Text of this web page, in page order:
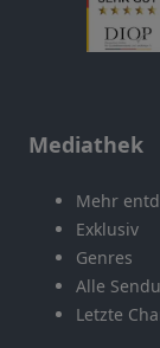
Mediathek
Mehr
Exklusiv
Genres
Alle
Letzte